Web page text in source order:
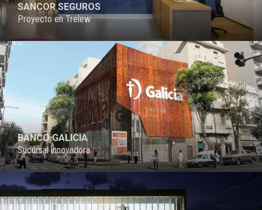
SANCOR SEGUROS
Proyecto en Trelew
BANCO GALICIA
Sucursal innovadora
PROYECTO